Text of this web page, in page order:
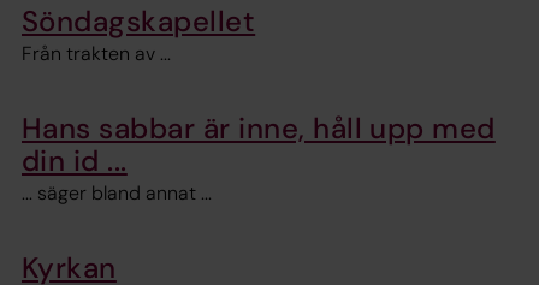
Söndagskapellet
Från trakten av ...
Hans sabbar är inne, håll upp med
din id ...
... säger bland annat ...
Kyrkan